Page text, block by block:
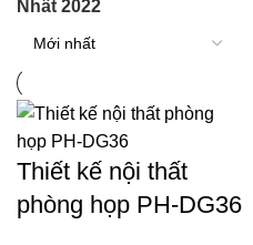
Nhất 2022
Thiết kế nội thất
phòng họp PH-DG36